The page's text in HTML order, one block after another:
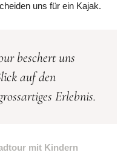
uns für ein Kajak.
beschert uns
auf den
Erlebnis.